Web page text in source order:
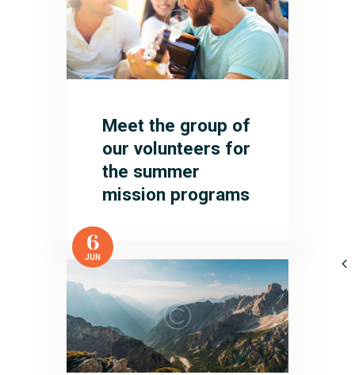
Meet the group of
our volunteers for
the summer
mission programs
6
JUN